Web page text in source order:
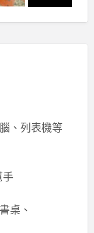
、列表機等
手
桌、